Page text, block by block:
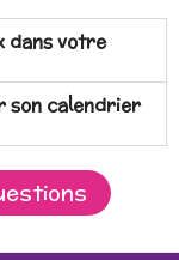
dans votre
son calendrier